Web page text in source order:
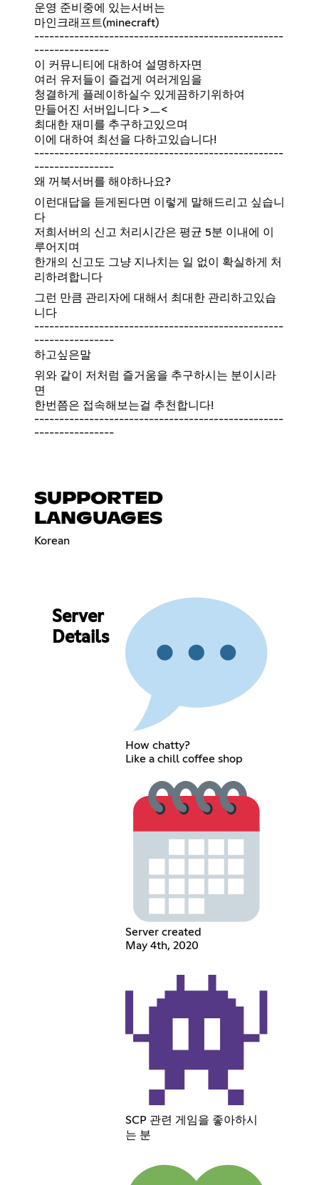
운영 준비중에 있는서버는
마인크래프트(minecraft)
--------------------------------------------------
---------------
이 커뮤니티에 대하여 설명하자면
여러 유저들이 즐겁게 여러게임을
청결하게 플레이하실수 있게끔하기위하여
만들어진 서버입니다 >ㅡ<
최대한 재미를 추구하고있으며
이에 대하여 최선을 다하고있습니다!
--------------------------------------------------
----------------
왜 꺼북서버를 해야하나요?
이런대답을 듣게된다면 이렇게 말해드리고 싶습니
다
저희서버의 신고 처리시간은 평균 5분 이내에 이
루어지며
한개의 신고도 그냥 지나치는 일 없이 확실하게 처
리하려합니다
그런 만큼 관리자에 대해서 최대한 관리하고있습
니다
--------------------------------------------------
----------------
하고싶은말
위와 같이 저처럼 즐거움을 추구하시는 분이시라
면
한번쯤은 접속해보는걸 추천합니다!
--------------------------------------------------
----------------
SUPPORTED
LANGUAGES
Korean
Server
Details
How chatty?
Like a chill coffee shop
Server created
May 4th, 2020
SCP 관련 게임을 좋아하시
는 분